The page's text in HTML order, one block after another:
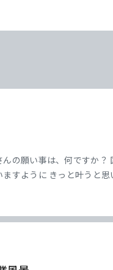
の願い事は、何ですか？
すように きっと叶うと